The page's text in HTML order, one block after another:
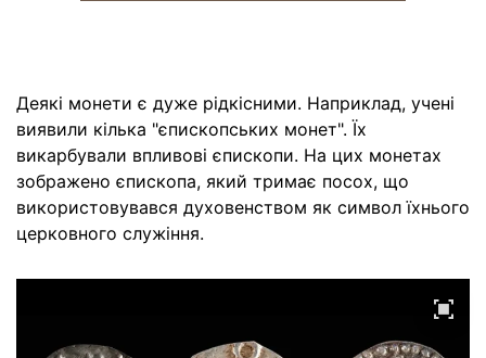
Деякі монети є дуже рідкісними. Наприклад, учені
виявили кілька "єпископських монет". Їх
викарбували впливові єпископи. На цих монетах
зображено єпископа, який тримає посох, що
використовувався духовенством як символ їхнього
церковного служіння.